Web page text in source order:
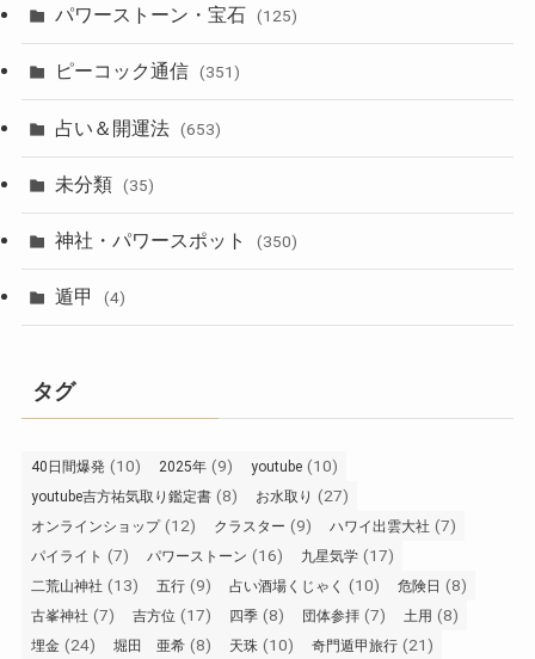
パワーストーン・宝石 (125)
ピーコック通信 (351)
占い＆開運法 (653)
未分類 (35)
神社・パワースポット (350)
遁甲 (4)
タグ
40日間爆発 (10) 2025年 (9) youtube (10)
youtube吉方祐気取り鑑定書 (8) お水取り (27)
オンラインショップ(12) クラスター (9) ハワイ出雲大社 (7)
パイライト (7) パワーストーン (16) 九星気学 (17)
二荒山神社 (13) 五行 (9) 占い酒場くじゃく (10) 危険日 (8)
古峯神社 (7) 吉方位 (17) 四季 (8) 団体参拝 (7) 土用 (8)
埋金 (24) 堀田 亜希 (8) 天珠 (10) 奇門遁甲旅行 (21)